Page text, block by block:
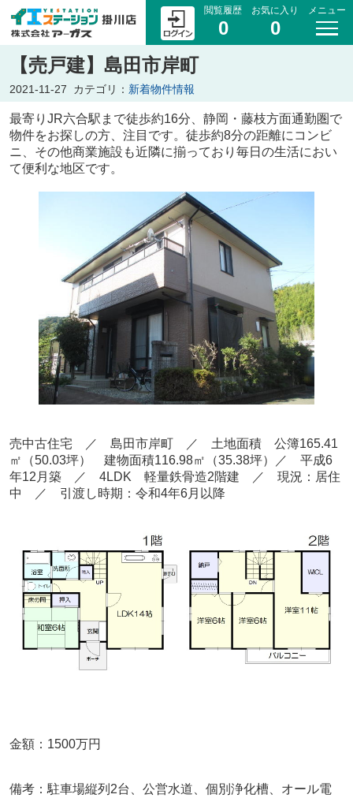
閲覧履歴
0
お気に入り
0
メニュー
【売戸建】島田市岸町
2021-11-27 カテゴリ： 新着物件情報
最寄りJR六合駅まで徒歩約16分、静岡・藤枝方面通勤圏で
物件をお探しの方、注目です。徒歩約8分の距離にコンビ
ニ、その他商業施設も近隣に揃っており毎日の生活におい
て便利な地区です。
売中古住宅 ／ 島田市岸町 ／ 土地面積 公簿165.41
㎡（50.03坪） 建物面積116.98㎡（35.38坪）／ 平成6
年12月築 ／ 4LDK 軽量鉄骨造2階建 ／ 現況：居住
中 ／ 引渡し時期：令和4年6月以降
金額：1500万円
備考：駐車場縦列2台、公営水道、個別浄化槽、オール電